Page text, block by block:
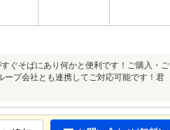
ぐそばにあり何かと便利です！ご購入・ご
プ会社とも連携してご対応可能です！君